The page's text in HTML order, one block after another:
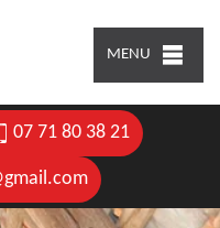
MENU
07 71 80 38 21